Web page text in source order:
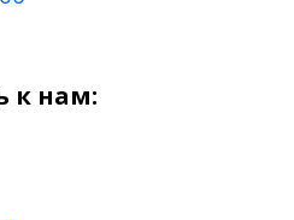
к нам: